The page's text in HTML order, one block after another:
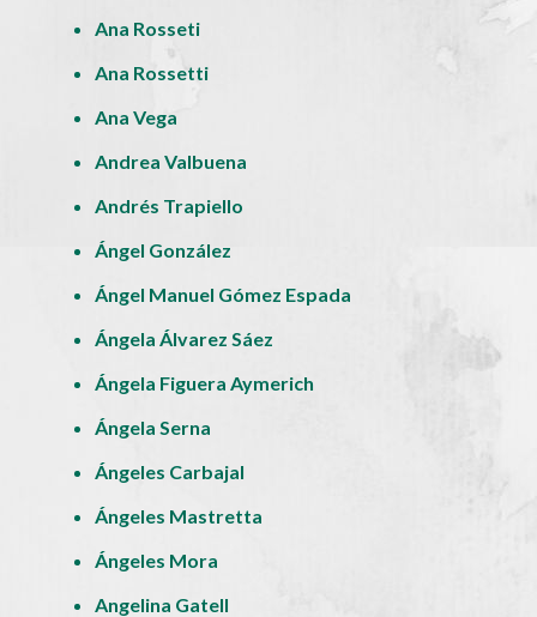
Ana Rosseti
Ana Rossetti
Ana Vega
Andrea Valbuena
Andrés Trapiello
Ángel González
Ángel Manuel Gómez Espada
Ángela Álvarez Sáez
Ángela Figuera Aymerich
Ángela Serna
Ángeles Carbajal
Ángeles Mastretta
Ángeles Mora
Angelina Gatell